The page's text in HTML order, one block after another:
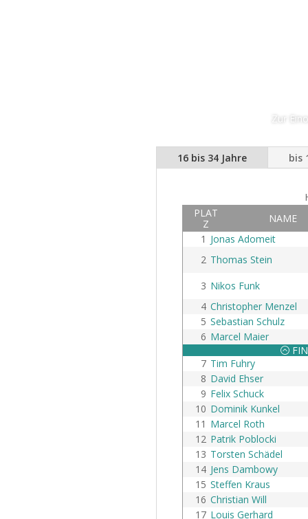
Zur
16 bis 34 Jahre bis
PLAT
Z
NAME
1 Jonas Adomeit
2 Thomas Stein
3 Nikos Funk
4 Christopher Menzel
5 Sebastian Schulz
6 Marcel Maier
:
7 Tim Fuhry
8 David Ehser
9 Felix Schuck
10 Dominik Kunkel
11 Marcel Roth
12 Patrik Poblocki
13 Torsten Schädel
14 Jens Dambowy
15 Steffen Kraus
16 Christian Will
17 Louis Gerhard